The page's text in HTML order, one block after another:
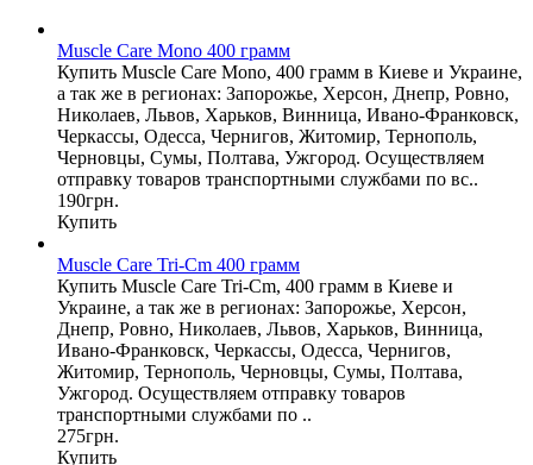
Muscle Care Mono 400 грамм
Купить Muscle Care Mono, 400 грамм в Киеве и Украине,
а так же в регионах: Запорожье, Херсон, Днепр, Ровно,
Николаев, Львов, Харьков, Винница, Ивано-Франковск,
Черкассы, Одесса, Чернигов, Житомир, Тернополь,
Черновцы, Сумы, Полтава, Ужгород. Осуществляем
отправку товаров транспортными службами по вс..
190грн.
Купить
Muscle Care Tri-Cm 400 грамм
Купить Muscle Care Tri-Cm, 400 грамм в Киеве и
Украине, а так же в регионах: Запорожье, Херсон,
Днепр, Ровно, Николаев, Львов, Харьков, Винница,
Ивано-Франковск, Черкассы, Одесса, Чернигов,
Житомир, Тернополь, Черновцы, Сумы, Полтава,
Ужгород. Осуществляем отправку товаров
транспортными службами по ..
275грн.
Купить